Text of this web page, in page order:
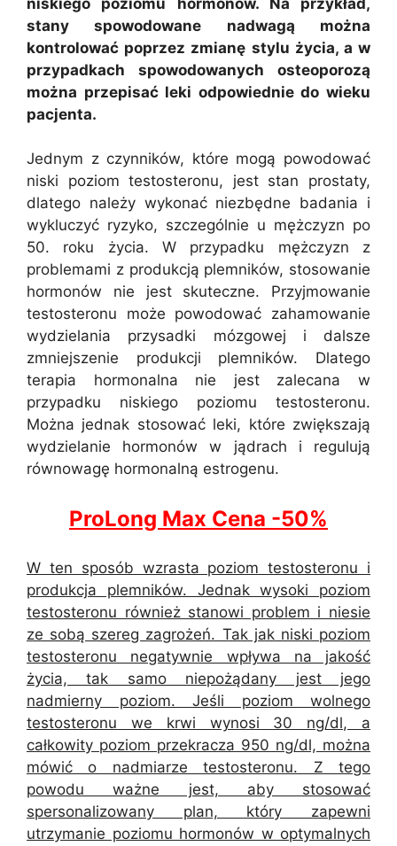
stany spowodowane nadwagą można
kontrolować poprzez zmianę stylu życia, a w
przypadkach spowodowanych osteoporozą
można przepisać leki odpowiednie do wieku
pacjenta.
Jednym z czynników, które mogą powodować
niski poziom testosteronu, jest stan prostaty,
dlatego należy wykonać niezbędne badania i
wykluczyć ryzyko, szczególnie u mężczyzn po
50. roku życia. W przypadku mężczyzn z
problemami z produkcją plemników, stosowanie
hormonów nie jest skuteczne. Przyjmowanie
testosteronu może powodować zahamowanie
wydzielania przysadki mózgowej i dalsze
zmniejszenie produkcji plemników. Dlatego
terapia hormonalna nie jest zalecana w
przypadku niskiego poziomu testosteronu.
Można jednak stosować leki, które zwiększają
wydzielanie hormonów w jądrach i regulują
równowagę hormonalną estrogenu.
ProLong Max Cena -50%
W ten sposób wzrasta poziom testosteronu i
produkcja plemników. Jednak wysoki poziom
testosteronu również stanowi problem i niesie
ze sobą szereg zagrożeń. Tak jak niski poziom
testosteronu negatywnie wpływa na jakość
życia, tak samo niepożądany jest jego
nadmierny poziom. Jeśli poziom wolnego
testosteronu we krwi wynosi 30 ng/dl, a
całkowity poziom przekracza 950 ng/dl, można
mówić o nadmiarze testosteronu. Z tego
powodu ważne jest, aby stosować
spersonalizowany plan, który zapewni
utrzymanie poziomu hormonów w optymalnych